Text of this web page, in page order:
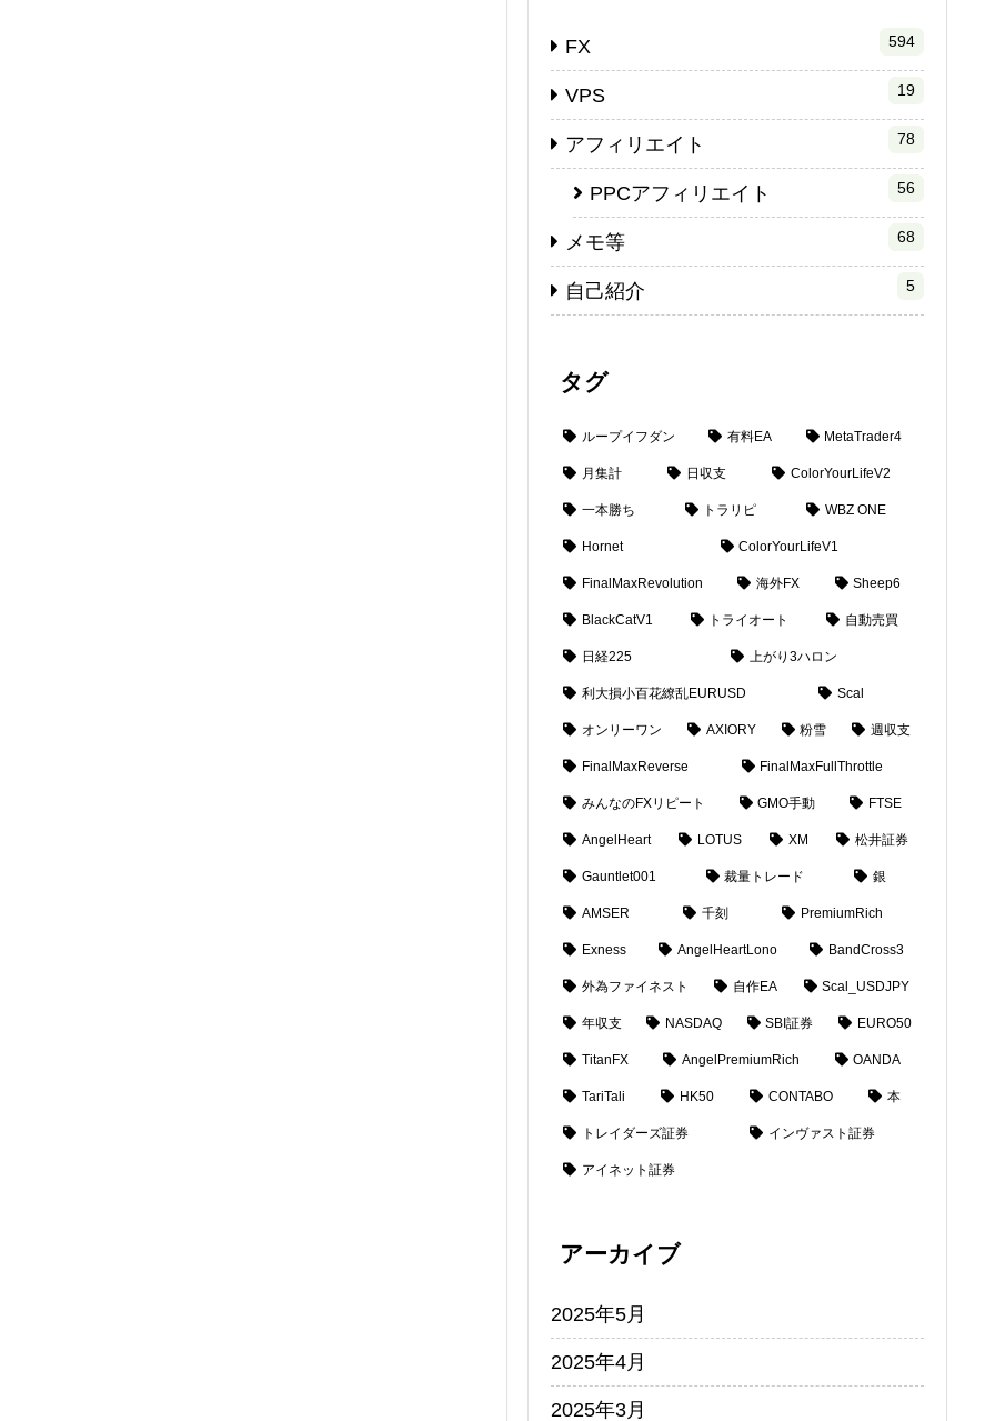
FX 594
VPS 19
アフィリエイト 78
PPCアフィリエイト 56
メモ等 68
自己紹介 5
タグ
ループイフダン 有料EA MetaTrader4
月集計 日収支 ColorYourLifeV2
一本勝ち トラリピ WBZ ONE
Hornet ColorYourLifeV1
FinalMaxRevolution 海外FX Sheep6
BlackCatV1 トライオート 自動売買
日経225 上がり3ハロン
利大損小百花繚乱EURUSD Scal
オンリーワン AXIORY 粉雪 週収支
FinalMaxReverse FinalMaxFullThrottle
みんなのFXリピート GMO手動 FTSE
AngelHeart LOTUS XM 松井証券
Gauntlet001 裁量トレード 銀
AMSER 千刻 PremiumRich
Exness AngelHeartLono BandCross3
外為ファイネスト 自作EA Scal_USDJPY
年収支 NASDAQ SBI証券 EURO50
TitanFX AngelPremiumRich OANDA
TariTali HK50 CONTABO 本
トレイダーズ証券 インヴァスト証券
アイネット証券
アーカイブ
2025年5月
2025年4月
2025年3月